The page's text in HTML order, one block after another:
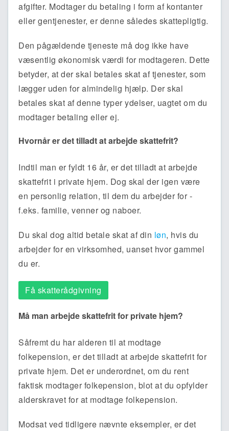
afgifter. Modtager du betaling i form af kontanter
eller gentjenester, er denne således skattepligtig.
Den pågældende tjeneste må dog ikke have
væsentlig økonomisk værdi for modtageren. Dette
betyder, at der skal betales skat af tjenester, som
lægger uden for almindelig hjælp. Der skal
betales skat af denne typer ydelser, uagtet om du
modtager betaling eller ej.
Hvornår er det tilladt at arbejde skattefrit?
Indtil man er fyldt 16 år, er det tilladt at arbejde
skattefrit i private hjem. Dog skal der igen være
en personlig relation, til dem du arbejder for -
f.eks. familie, venner og naboer.
Du skal dog altid betale skat af din løn, hvis du
arbejder for en virksomhed, uanset hvor gammel
du er.
Få skatterådgivning
Må man arbejde skattefrit for private hjem?
Såfremt du har alderen til at modtage
folkepension, er det tilladt at arbejde skattefrit for
private hjem. Det er underordnet, om du rent
faktisk modtager folkepension, blot at du opfylder
alderskravet for at modtage folkepension.
Modsat ved tidligere nævnte eksempler, er det